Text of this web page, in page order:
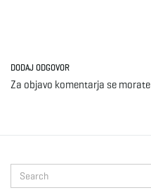
DODAJ ODGOVOR
Za objavo komentarja se morate
e